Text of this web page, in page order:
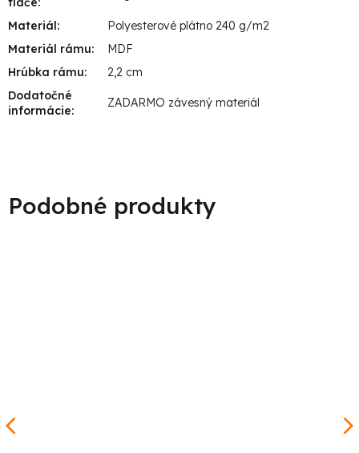
Materiál:
Polyesterové plátno 240 g/m2
Materiál rámu:
MDF
Hrúbka rámu:
2,2 cm
Dodatočné
informácie:
ZADARMO závesný materiál